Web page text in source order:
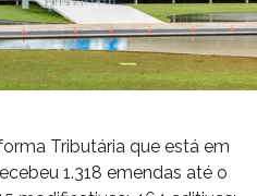
Tributária que está em
1.318 emendas até o